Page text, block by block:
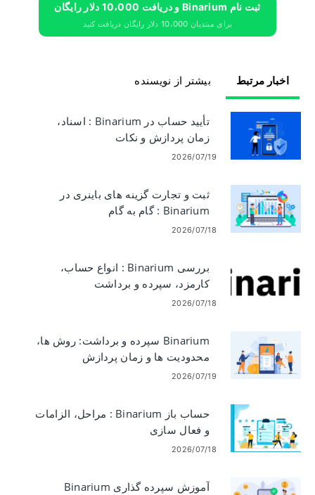
ثبت نام Binarium و دریافت 10،000 دلار رایگان
برای مبتدیان 10،000 دلار رایگان دریافت کنید
بیشتر از نویسنده اخبار مرتبط
تأیید حساب در Binarium : اسناد،
زمان پردازش و نکات
2026/07/19
ثبت و تجارت گزینه های باینری در
Binarium : گام به گام
2026/07/18
بررسی Binarium : انواع حساب،
کارمزد، سپرده و برداشت
2026/07/18
Binarium سپرده و برداشت: روش ها،
محدودیت ها و زمان پردازش
2026/07/19
حساب باز Binarium : مراحل، الزامات
و فعال سازی
2026/07/18
آموزش سپرده گذاری Binarium